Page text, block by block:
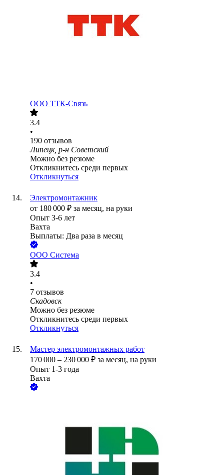
ООО ТТК-Связь
3.4
•
190 отзывов
Липецк, р-н Советский
Можно без резюме
Откликнитесь среди первых
Откликнуться
Электромонтажник
от 180 000 ₽ за месяц, на руки
Опыт 3-6 лет
Вахта
Выплаты: Два раза в месяц
ООО Система
3.4
•
7 отзывов
Скадовск
Можно без резюме
Откликнитесь среди первых
Откликнуться
Мастер электромонтажных работ
170 000 – 230 000 ₽ за месяц, на руки
Опыт 1-3 года
Вахта